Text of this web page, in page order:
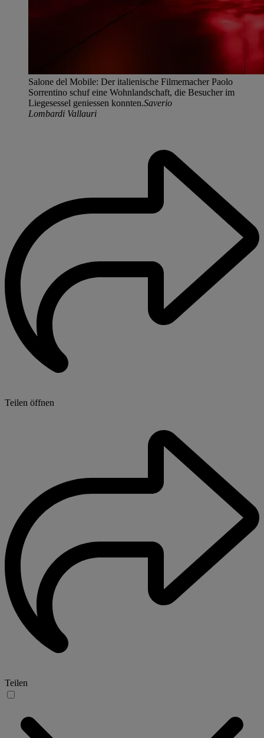
Salone del Mobile: Der italienische Filmemacher Paolo
Sorrentino schuf eine Wohnlandschaft, die Besucher im
Liegesessel geniessen konnten.Saverio
Lombardi Vallauri
Teilen öffnen
Teilen